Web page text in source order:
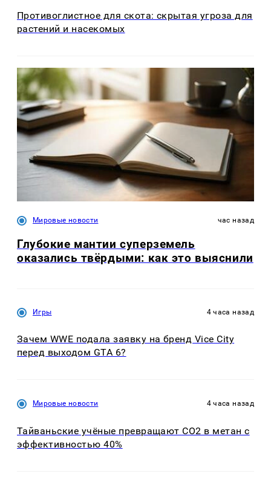
Противоглистное для скота: скрытая угроза для
растений и насекомых
Мировые новости час назад
Глубокие мантии суперземель
оказались твёрдыми: как это выяснили
Игры 4 часа назад
Зачем WWE подала заявку на бренд Vice City
перед выходом GTA 6?
Мировые новости 4 часа назад
Тайваньские учёные превращают CO2 в метан с
эффективностью 40%